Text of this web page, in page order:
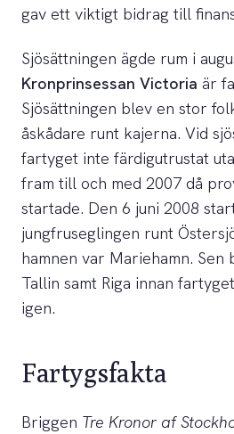
gav ett viktigt bidrag till
Sjösättningen ägde rum i
Kronprinsessan Victoria är
Sjösättningen blev en stor
åskådare runt kajerna. Vid
fartyget inte färdigutrustat
fram till och med 2007 då
startade. Den 6 juni 2008
jungfruseglingen runt
hamnen var Mariehamn.
Tallin samt Riga innan
igen.
Fartygsfakta
Briggen Tre Kronor af